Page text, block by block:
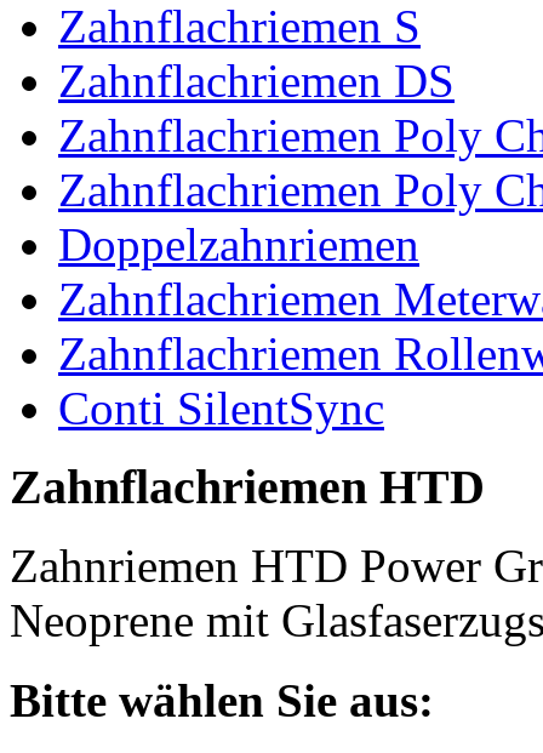
Zahnflachriemen S
Zahnflachriemen DS
Zahnflachriemen Poly
Zahnflachriemen Poly
Doppelzahnriemen
Zahnflachriemen
Zahnflachriemen
Conti SilentSync
Zahnflachriemen HTD
Zahnriemen HTD Power
Neoprene mit
Bitte wählen Sie aus: